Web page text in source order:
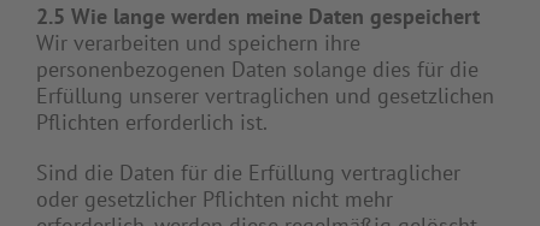
2.5 Wie lange werden meine Daten gespeichert
Wir verarbeiten und speichern ihre
personenbezogenen Daten solange dies für die
Erfüllung unserer vertraglichen und gesetzlichen
Pflichten erforderlich ist.
Sind die Daten für die Erfüllung vertraglicher
oder gesetzlicher Pflichten nicht mehr